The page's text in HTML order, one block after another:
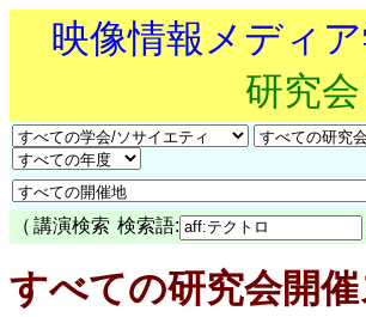
映像情報メディ
研究
（ 講演検索 検索語:
すべての研究会開